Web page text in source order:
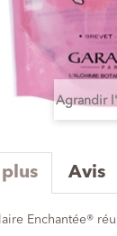
Agrandir
Avis
Enchantée®